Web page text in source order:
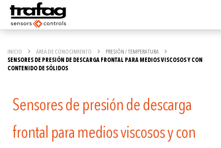
INICIO ÁREA DE CONOCIMIENTO
PRESIÓN / TEMPERATURA
SENSORES DE PRESIÓN DE DESCARGA FRONTAL PARA MEDIOS VISCOSOS Y CON
CONTENIDO DE SÓLIDOS
Sensores de presión de descarga
frontal para medios viscosos y con